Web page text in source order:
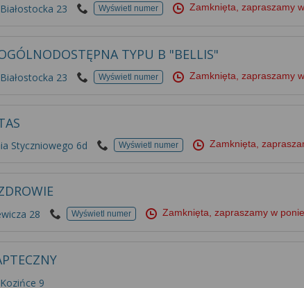
23 Wyświetl numer Zamknięta, zapraszamy
TYPU B "BELLIS"
23 Wyświetl numer Zamknięta, zapraszamy
Styczniowego 6d Wyświetl numer Zamknięta,
28 Wyświetl numer Zamknięta, zapraszamy w
9